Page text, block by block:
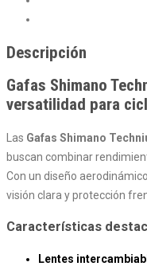
Descripción
Gafas Shimano
versatilidad para
Las Gafas Shimano
buscan combinar
Con un diseño
visión clara y protección
Características
Lentes